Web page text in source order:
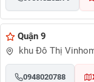
Quận 9
khu Đô Thị
0948020788